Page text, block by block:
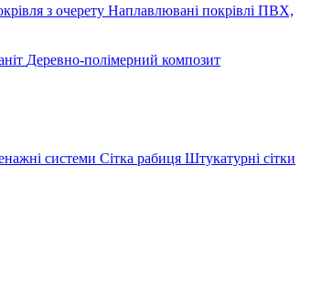
з очерету Наплавлювані покрівлі ПВХ,
Деревно-полімерний композит
системи Сітка рабиця Штукатурні сітки